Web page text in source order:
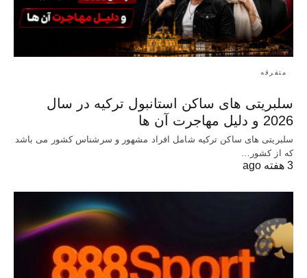
متفرقه
سلبریتی های ساکن استانبول ترکیه در سال
2026 و دلیل مهاجرت آن ها
سلبریتی های ساکن ترکیه شامل افراد مشهور و سرشناس کشور می باشد
که از کشور…
3 هفته ago